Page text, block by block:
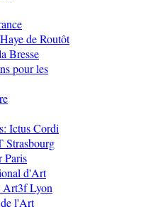
de Routôt
Bresse
pour les
Ictus Cordi
Strasbourg
Paris
d'Art
Art3f Lyon
l'Art